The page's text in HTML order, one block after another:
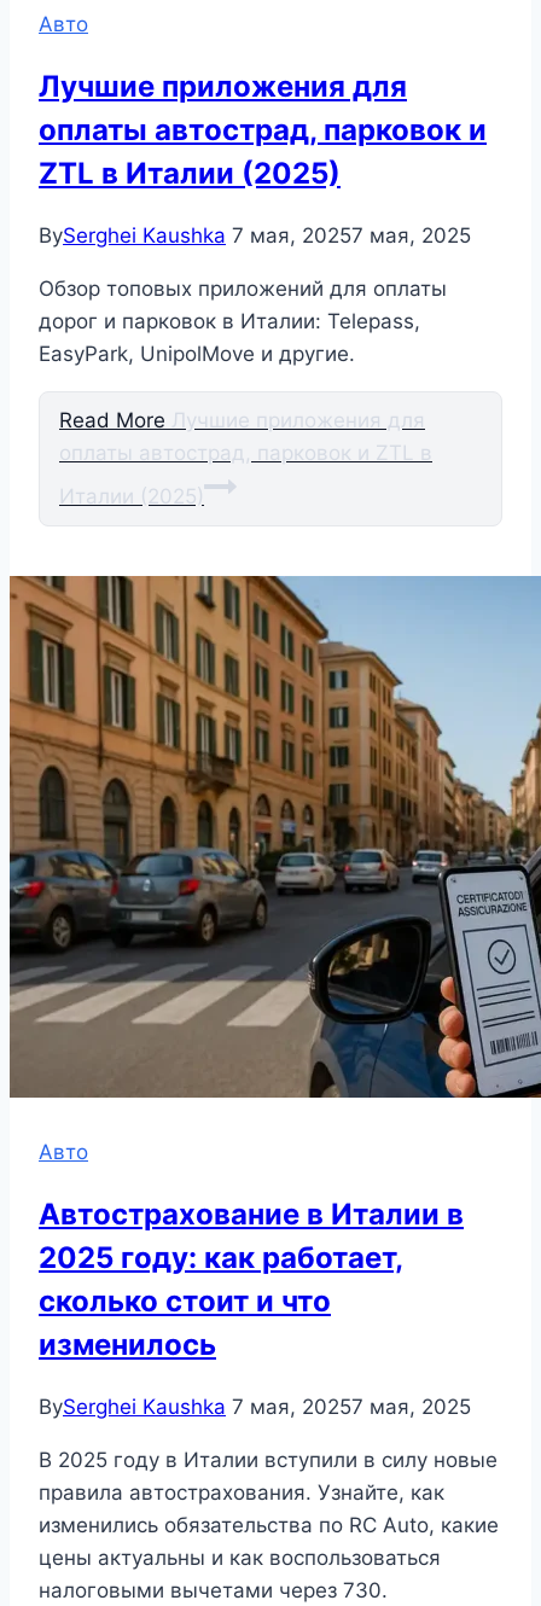
Авто
Лучшие приложения для
оплаты автострад, парковок и
ZTL в Италии (2025)
BySerghei Kaushka 7 мая, 20257 мая, 2025
Обзор топовых приложений для оплаты
дорог и парковок в Италии: Telepass,
EasyPark, UnipolMove и другие.
Read More Лучшие приложения для
оплаты автострад, парковок и ZTL в
Италии (2025)
Авто
Автострахование в Италии в
2025 году: как работает,
сколько стоит и что
изменилось
BySerghei Kaushka 7 мая, 20257 мая, 2025
В 2025 году в Италии вступили в силу новые
правила автострахования. Узнайте, как
изменились обязательства по RC Auto, какие
цены актуальны и как воспользоваться
налоговыми вычетами через 730.